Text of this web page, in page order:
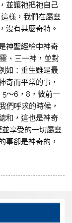
並讓祂把祂自己
樣，我們在屬靈
沒有甚麼奇特。
神聖經綸中神奇
、三一神，並對
如：重生雖是最
奇而平常的事，
5～6，8，彼前一
們呼求的時候，
和，這也是神奇
享受的一切屬靈
事卻是神奇的，